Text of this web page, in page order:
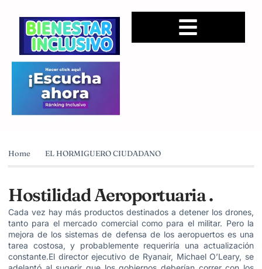
Home EL HORMIGUERO CIUDADANO
Hostilidad Aeroportuaria .
Cada vez hay más productos destinados a detener los drones,
tanto para el mercado comercial como para el militar. Pero la
mejora de los sistemas de defensa de los aeropuertos es una
tarea costosa, y probablemente requeriría una actualización
constante.El director ejecutivo de Ryanair, Michael O’Leary, se